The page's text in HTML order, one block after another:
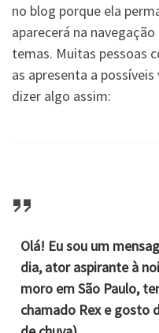
no blog porque ela
aparecerá na
temas. Muitas pessoas
as apresenta a
dizer algo assim:
Olá! Eu sou um
dia, ator aspirante à
moro em São Paulo,
chamado Rex e gosto